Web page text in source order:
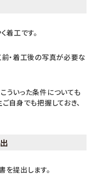
着工です。
・着工後の写真が必要な
ういった条件についても
自身でも把握しておき、
提出します。